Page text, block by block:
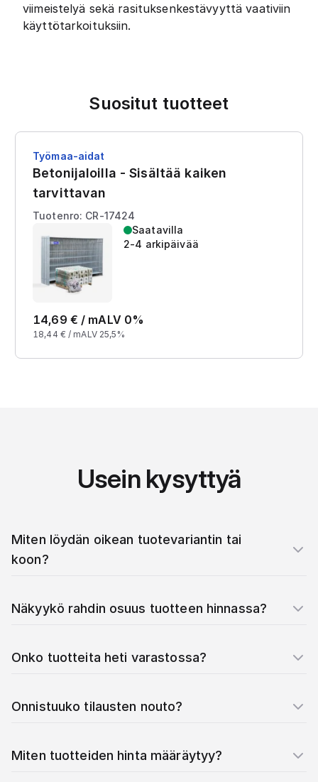
viimeistelyä sekä rasituksenkestävyyttä vaativiin
käyttötarkoituksiin.
Suositut tuotteet
Työmaa-aidat
Betonijaloilla - Sisältää kaiken
tarvittavan
Tuotenro: CR-17424
Saatavilla
2-4 arkipäivää
14,69 € / mALV 0%
18,44 € / mALV 25,5%
Usein kysyttyä
Miten löydän oikean tuotevariantin tai
koon?
Näkyykö rahdin osuus tuotteen hinnassa?
Onko tuotteita heti varastossa?
Onnistuuko tilausten nouto?
Miten tuotteiden hinta määräytyy?